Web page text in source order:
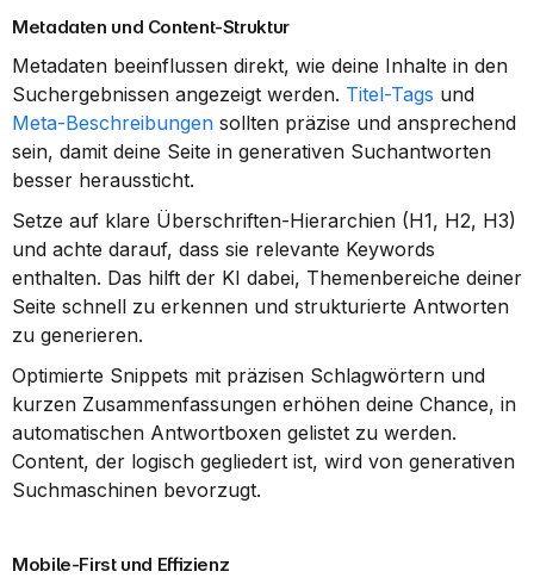
Metadaten und Content-Struktur
Metadaten beeinflussen direkt, wie deine Inhalte in den
Suchergebnissen angezeigt werden. Titel-Tags
Meta-Beschreibungen sollten präzise und ansprechend
sein, damit deine Seite in generativen Suchantworten
besser heraussticht.
Setze auf klare Überschriften-Hierarchien (H1, H2, H3)
und achte darauf, dass sie relevante Keywords
enthalten. Das hilft der KI dabei, Themenbereiche deiner
Seite schnell zu erkennen und strukturierte Antworten
zu generieren.
Optimierte Snippets mit präzisen Schlagwörtern und
kurzen Zusammenfassungen erhöhen deine Chance, in
automatischen Antwortboxen gelistet zu werden.
Content, der logisch gegliedert ist, wird von generativen
Suchmaschinen bevorzugt.
Mobile-First und Effizienz